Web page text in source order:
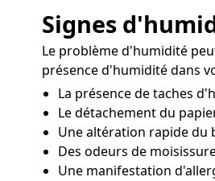
Signes
Le problème d'humidité
présence d'humidité dans
La présence de taches
Le détachement du
Une altération rapide du
Des odeurs de
Une manifestation